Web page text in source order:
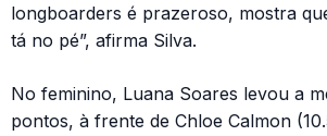
longboarders é prazeroso, mostra
tá no pé”, afirma Silva.
No feminino, Luana Soares levou a
pontos, à frente de Chloe Calmon